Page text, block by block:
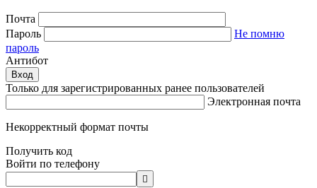
Почта
Пароль
Не помню
пароль
Антибот
Вход
Только для зарегистрированных ранее пользователей
Электронная почта
Некорректный формат почты
Получить код
Войти по телефону
